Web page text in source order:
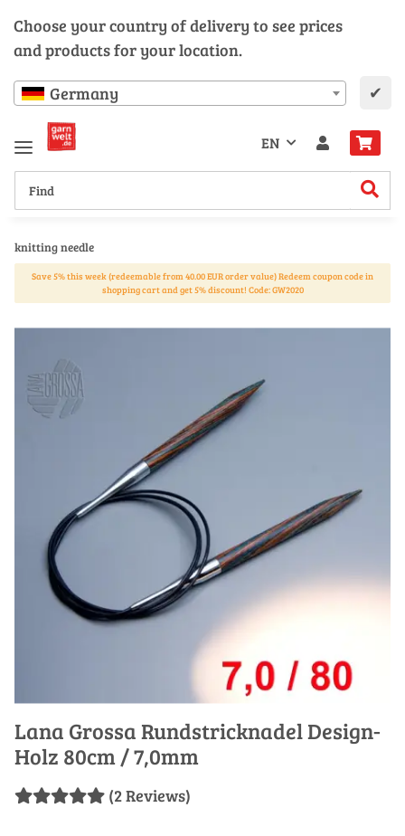
Choose your country of delivery to see prices
and products for your location.
Germany ✔
EN
knitting needle
Save 5% this week (redeemable from 40.00 EUR order value) Redeem coupon code in
shopping cart and get 5% discount! Code: GW2020
Lana Grossa Rundstricknadel Design-
Holz 80cm / 7,0mm
(2 Reviews)